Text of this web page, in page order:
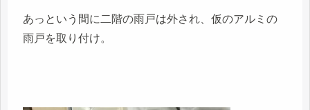
あっという間に二階の雨戸は外され、仮のアルミの
雨戸を取り付け。